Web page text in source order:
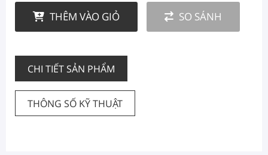
THÊM VÀO GIỎ SO SÁNH
CHI TIẾT SẢN PHẨM
THÔNG SỐ KỸ THUẬT